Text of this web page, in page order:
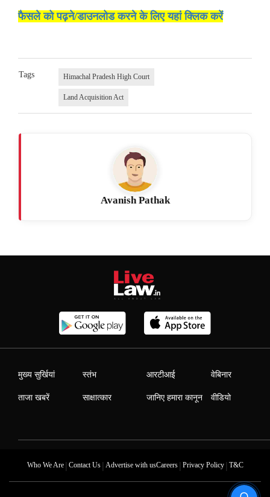
फैसले को पढ़ने/डाउनलोड करने के लिए यहां क्लिक करें
Tags Himachal Pradesh High Court
Land Acquisition Act
Avanish Pathak
मुख्य सुर्खियां
ताजा खबरें
स्तंभ
साक्षात्कार
आरटीआई
जानिए हमारा कानून
वेबिनार
वीडियो
Who We Are| Contact Us| Advertise with usCareers| Privacy Policy| T&C